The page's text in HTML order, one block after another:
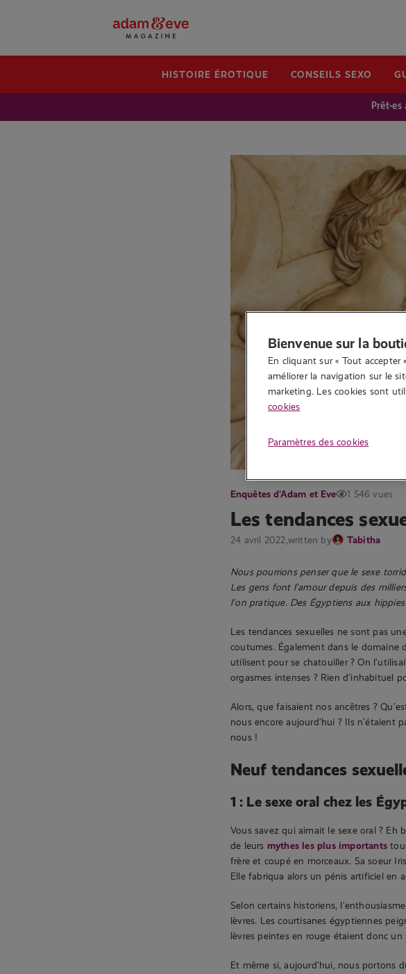
HISTOIRE ÉROTIQUE CONSEILS SEXO
Enquêtes d'Adam et Eve 1 546 vues
Les tendances
24 avril 2022,written by Tabitha
Nous pourrions penser que le sexe
Les gens font l’amour depuis des
l’on pratique. Des Égyptiens aux
Les tendances sexuelles ne sont pas
coutumes. Également dans le domaine
utilisent pour se chatouiller ? On
orgasmes intenses ? Rien d’inhabituel
Alors, que faisaient nos ancêtres ?
nous encore aujourd’hui ? Ils n’étaient
nous !
Neuf tendances
1 : Le sexe oral chez les
Vous savez qui aimait le sexe oral ? Eh
de leurs mythes les plus importants
frère et coupé en morceaux. Sa soeur
Elle fabriqua alors un pénis artificiel en
Selon certains historiens,
lèvres. Les courtisanes égyptiennes
lèvres peintes en rouge étaient donc
Et même si, aujourd’hui, nous portons
Bienvenue sur la
En cliquant sur « Tout
améliorer la navigation sur le
marketing. Les cookies sont
cookies
Paramètres des cookies